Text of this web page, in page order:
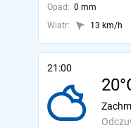
Opad: 0 mm
Wiatr:
13 km/h
21:00